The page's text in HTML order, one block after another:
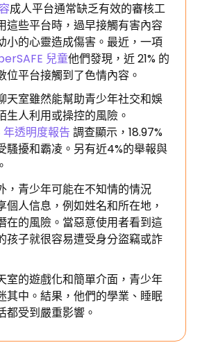
成人平台通常缺乏有效的審核工
這些平台時，過早接觸有害內容
小的心靈造成傷害。最近，一項
兒童他們發現，近 21% 的
位平台接觸到了色情內容。
天室雖然能幫助青少年社交和娛
生人利用或操控的風險。
透明度報告 調查顯示，18.97%
騷擾和霸凌。另有近4%的舉報與
，青少年可能在不知情的情況
個人信息，例如姓名和所在地，
在的風險。當惡意使用者看到這
孩子就很容易遭受身分盜竊或詐
室的遊戲化和簡單介面，青少年
其中。結果，他們的學業、睡眠
都受到嚴重影響。